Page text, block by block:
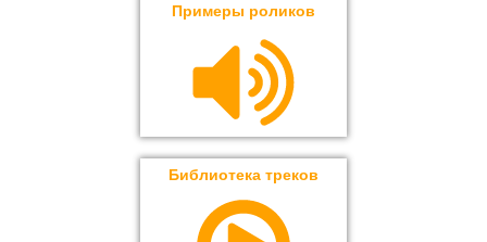
Примеры роликов
Библиотека треков